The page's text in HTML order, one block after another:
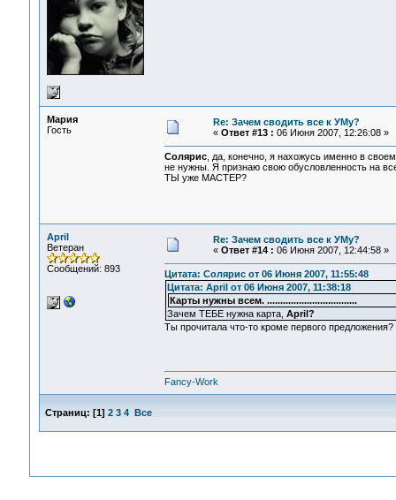
Мария
Гость
Re: Зачем сводить все к УМу?
« Ответ #13 : 06 Июня 2007, 12:26:08 »
Солярис, да, конечно, я нахожусь именно в
не нужны. Я признаю свою обусловленность на
ТЫ уже МАСТЕР?
April
Ветеран
Сообщений: 893
Re: Зачем сводить все к УМу?
« Ответ #14 : 06 Июня 2007, 12:44:58 »
Цитата: Солярис от 06 Июня 2007, 11:55:48
Цитата: April от 06 Июня 2007, 11:38:18
Карты нужны всем. ..................................
Зачем ТЕБЕ нужна карта, April?
Ты прочитала что-то кроме первого предложения?
Fancy-Work
Страниц: [1] 2 3 4 Все